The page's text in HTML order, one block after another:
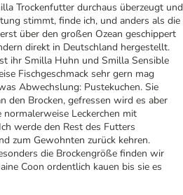
Trockenfutter durchaus überzeugt und
stimmt, finde ich, und anders als die
über den großen Ozean geschippert
direkt in Deutschland hergestellt.
ihr Smilla Huhn und Smilla Sensible
Fischgeschmack sehr gern mag
Abwechslung: Pustekuchen. Sie
den Brocken, gefressen wird es aber
Leckerchen mit
werde den Rest des Futters
zum Gewohnten zurück kehren.
die Brockengröße finden wir
Coon ordentlich kauen bis sie es